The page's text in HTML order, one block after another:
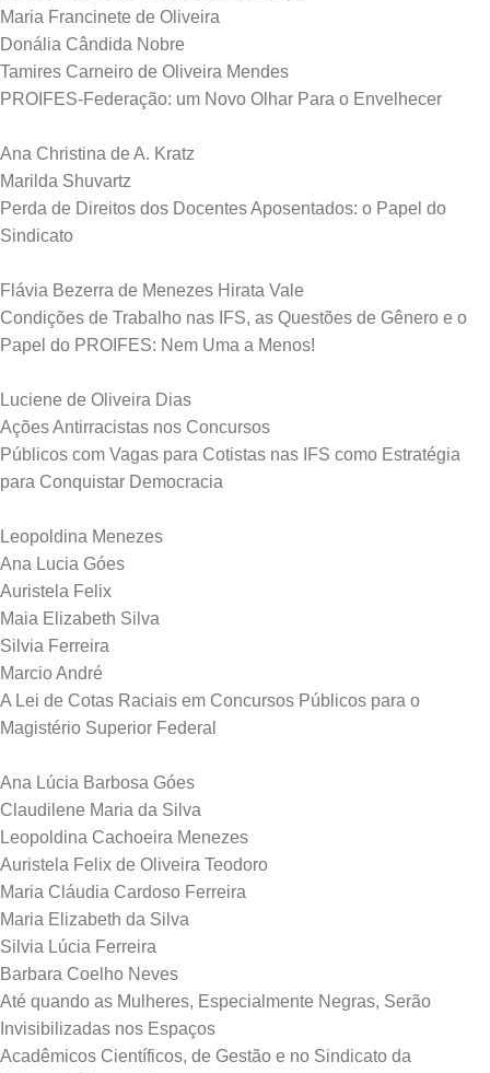
Maria Francinete de Oliveira
Donália Cândida Nobre
Tamires Carneiro de Oliveira Mendes
PROIFES-Federação: um Novo Olhar Para o Envelhecer
Ana Christina de A. Kratz
Marilda Shuvartz
Perda de Direitos dos Docentes Aposentados: o Papel do
Sindicato
Flávia Bezerra de Menezes Hirata Vale
Condições de Trabalho nas IFS, as Questões de Gênero e o
Papel do PROIFES: Nem Uma a Menos!
Luciene de Oliveira Dias
Ações Antirracistas nos Concursos
Públicos com Vagas para Cotistas nas IFS como Estratégia
para Conquistar Democracia
Leopoldina Menezes
Ana Lucia Góes
Auristela Felix
Maia Elizabeth Silva
Silvia Ferreira
Marcio André
A Lei de Cotas Raciais em Concursos Públicos para o
Magistério Superior Federal
Ana Lúcia Barbosa Góes
Claudilene Maria da Silva
Leopoldina Cachoeira Menezes
Auristela Felix de Oliveira Teodoro
Maria Cláudia Cardoso Ferreira
Maria Elizabeth da Silva
Silvia Lúcia Ferreira
Barbara Coelho Neves
Até quando as Mulheres, Especialmente Negras, Serão
Invisibilizadas nos Espaços
Acadêmicos Científicos, de Gestão e no Sindicato da